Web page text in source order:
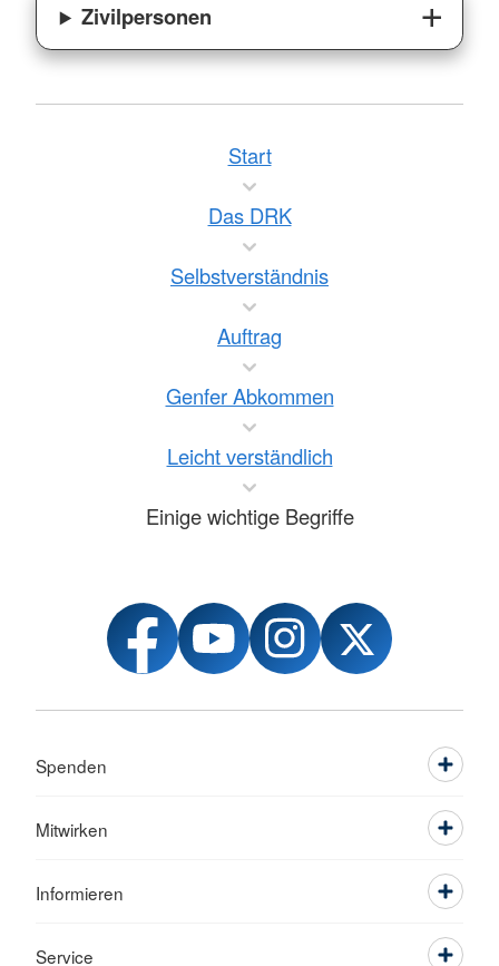
Zivilpersonen
Start
Das DRK
Selbstverständnis
Auftrag
Genfer Abkommen
Leicht verständlich
Einige wichtige Begriffe
Spenden
Mitwirken
Informieren
Service